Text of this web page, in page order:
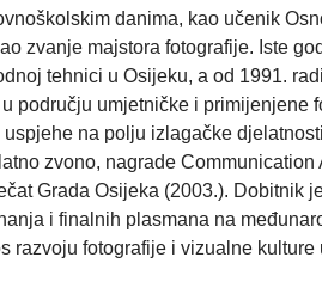
danima, kao učenik
zvanje majstora fotografije. Iste
tehnici u Osijeku, a od 1991.
području umjetničke i primijenjene
na polju izlagačke
zvono, nagrade Communication
Grada Osijeka (2003.). Dobitnik
i finalnih plasmana na
razvoju fotografije i vizualne kulture